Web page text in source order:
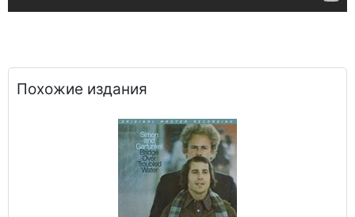
Похожие издания